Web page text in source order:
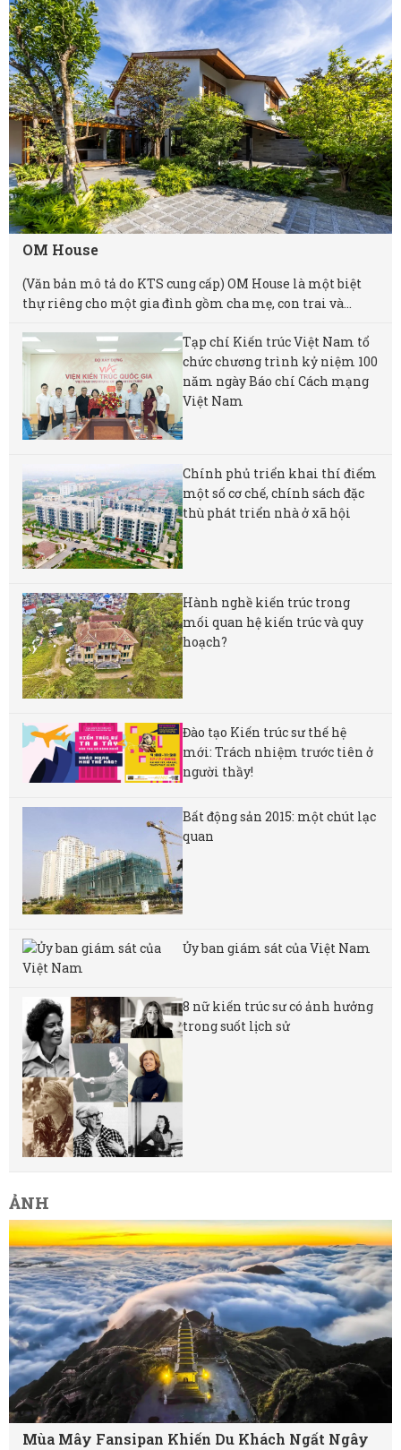
OM House
(Văn bản mô tả do KTS cung cấp) OM House là một biệt
thự riêng cho một gia đình gồm cha mẹ, con trai và...
Tạp chí Kiến trúc Việt Nam tổ
chức chương trình kỷ niệm 100
năm ngày Báo chí Cách mạng
Việt Nam
Chính phủ triển khai thí điểm
một số cơ chế, chính sách đặc
thù phát triển nhà ở xã hội
Hành nghề kiến trúc trong
mối quan hệ kiến trúc và quy
hoạch?
Đào tạo Kiến trúc sư thế hệ
mới: Trách nhiệm trước tiên ở
người thầy!
Bất động sản 2015: một chút lạc
quan
Ủy ban giám sát của Việt Nam
8 nữ kiến ​​trúc sư có ảnh hưởng
trong suốt lịch sử
ẢNH
Mùa Mây Fansipan Khiến Du Khách Ngất Ngây